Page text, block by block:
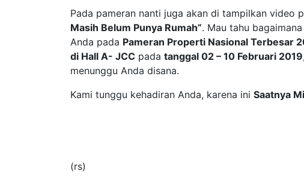
Pada pameran nanti juga akan di tampilkan video
Masih Belum Punya Rumah”. Mau tahu
Anda pada Pameran Properti Nasional Terbesar
di Hall A- JCC pada tanggal 02 – 10 Februari 2019
menunggu Anda disana.
Kami tunggu kehadiran Anda, karena ini Saatnya
(rs)